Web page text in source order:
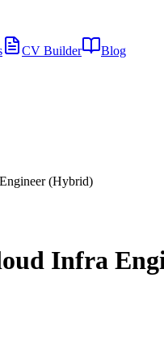
CV Builder Blog
(Hybrid)
Infra